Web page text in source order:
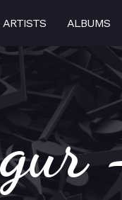
ARTISTS ALBUMS